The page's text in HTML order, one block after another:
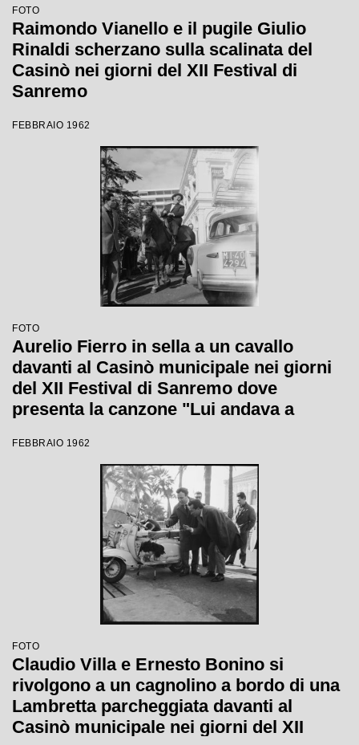
FOTO
Raimondo Vianello e il pugile Giulio
Rinaldi scherzano sulla scalinata del
Casinò nei giorni del XII Festival di
Sanremo
FEBBRAIO 1962
FOTO
Aurelio Fierro in sella a un cavallo
davanti al Casinò municipale nei giorni
del XII Festival di Sanremo dove
presenta la canzone "Lui andava a
FEBBRAIO 1962
FOTO
Claudio Villa e Ernesto Bonino si
rivolgono a un cagnolino a bordo di una
Lambretta parcheggiata davanti al
Casinò municipale nei giorni del XII